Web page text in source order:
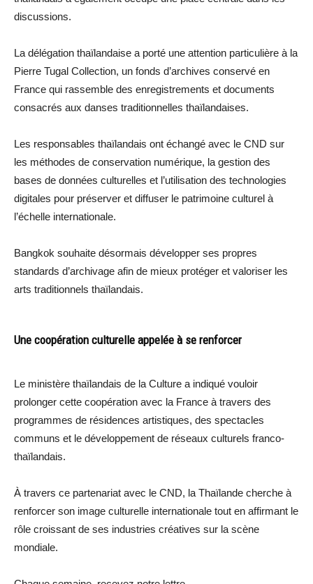
discussions.
La délégation thaïlandaise a porté une attention particulière à la
Pierre Tugal Collection, un fonds d’archives conservé en
France qui rassemble des enregistrements et documents
consacrés aux danses traditionnelles thaïlandaises.
Les responsables thaïlandais ont échangé avec le CND sur
les méthodes de conservation numérique, la gestion des
bases de données culturelles et l’utilisation des technologies
digitales pour préserver et diffuser le patrimoine culturel à
l’échelle internationale.
Bangkok souhaite désormais développer ses propres
standards d’archivage afin de mieux protéger et valoriser les
arts traditionnels thaïlandais.
Une coopération culturelle appelée à se renforcer
Le ministère thaïlandais de la Culture a indiqué vouloir
prolonger cette coopération avec la France à travers des
programmes de résidences artistiques, des spectacles
communs et le développement de réseaux culturels franco-
thaïlandais.
À travers ce partenariat avec le CND, la Thaïlande cherche à
renforcer son image culturelle internationale tout en affirmant le
rôle croissant de ses industries créatives sur la scène
mondiale.